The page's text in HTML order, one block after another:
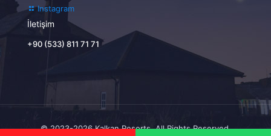
Instagram
İletişim
+90 (533) 811 71 71
© 2023-2026 Kalkan Resorts. All Rights Reserved.